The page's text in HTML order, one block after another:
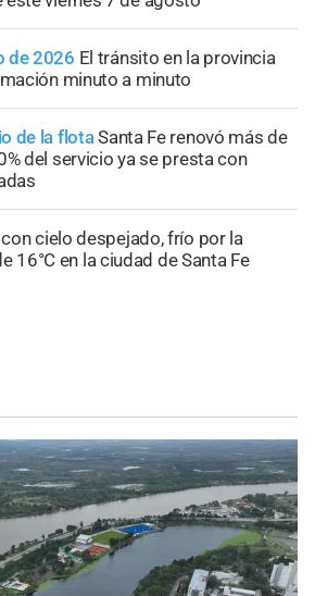
de 2026 El tránsito en la provincia
minuto a minuto
de la flotaSanta Fe renovó más de
del servicio ya se presta con
cielo despejado, frío por la
16°C en la ciudad de Santa Fe